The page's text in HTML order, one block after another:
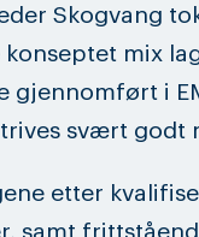
Skogvang
konseptet mix
gjennomført i
svært godt
etter
samt